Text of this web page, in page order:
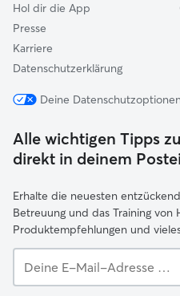
Hol dir die App
Presse
Karriere
Datenschutzerklärung
Deine Datenschutzoptionen
Alle wichtigen Tipps
direkt in deinem
Erhalte die neuesten
Betreuung und das Training von
Produktempfehlungen und
E-